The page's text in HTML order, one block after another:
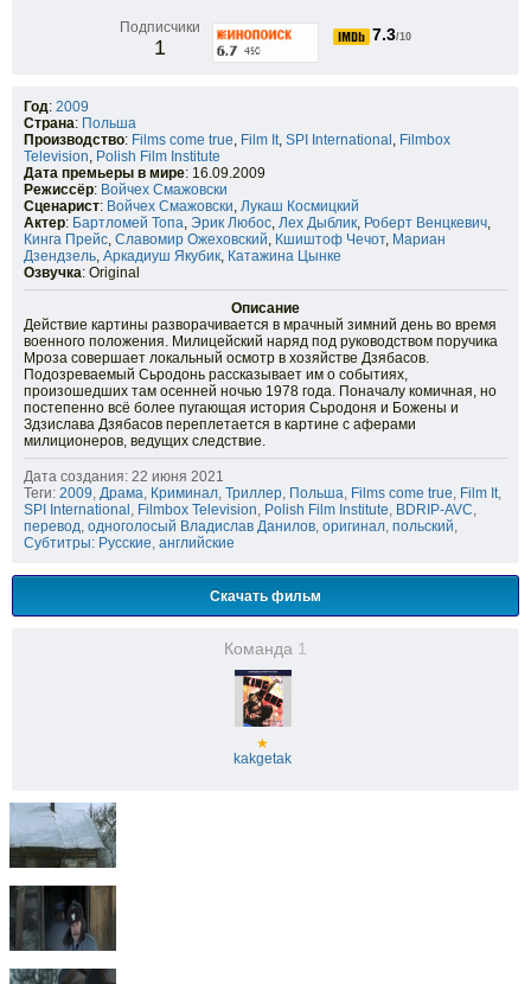
Подписчики
1
7.3/10
Год: 2009
Страна: Польша
Производство: Films come true, Film It, SPI International , Filmbox
Television, Polish Film Institute
Дата премьеры в мире: 16.09.2009
Режиссёр: Войчех Смажовски
Сценарист: Войчех Смажовски, Лукаш Космицкий
Актер: Бартломей Топа, Эрик Любос, Лех Дыблик, Роберт Венцкевич,
Кинга Прейс, Славомир Ожеховский, Кшиштоф Чечот, Мариан
Дзендзель, Аркадиуш Якубик, Катажина Цынке
Озвучка: Original
Описание
Действие картины разворачивается в мрачный зимний день во время
военного положения. Милицейский наряд под руководством поручика
Мроза совершает локальный осмотр в хозяйстве Дзябасов.
Подозреваемый Сьродонь рассказывает им о событиях,
произошедших там осенней ночью 1978 года. Поначалу комичная, но
постепенно всё более пугающая история Сьродоня и Божены и
Здзислава Дзябасов переплетается в картине с аферами
милиционеров, ведущих следствие.
Дата создания: 22 июня 2021
Теги: 2009, Драма, Криминал, Триллер, Польша, Films come true, Film It,
SPI International , Filmbox Television, Polish Film Institute, BDRIP-AVC,
перевод, одноголосый Владислав Данилов, оригинал, польский,
Субтитры: Русские, английские
Скачать фильм
Команда 1
★
kakgetak